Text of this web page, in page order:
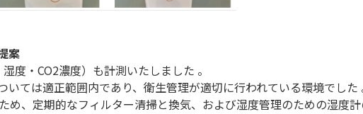
案
度・CO2濃度）も計測いたしました 。
いては適正範囲内であり、衛生管理が適切に行われている環境でした
め、定期的なフィルター清掃と換気、および湿度管理のための湿度